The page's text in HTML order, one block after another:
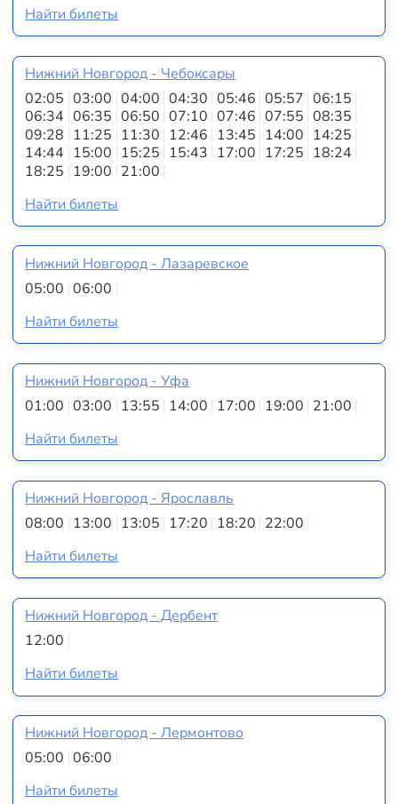
Найти билеты
Нижний Новгород - Чебоксары
02:05 03:00 04:00 04:30 05:46 05:57 06:15
06:34 06:35 06:50 07:10 07:46 07:55 08:35
09:28 11:25 11:30 12:46 13:45 14:00 14:25
14:44 15:00 15:25 15:43 17:00 17:25 18:24
18:25 19:00 21:00
Найти билеты
Нижний Новгород - Лазаревское
05:00 06:00
Найти билеты
Нижний Новгород - Уфа
01:00 03:00 13:55 14:00 17:00 19:00 21:00
Найти билеты
Нижний Новгород - Ярославль
08:00 13:00 13:05 17:20 18:20 22:00
Найти билеты
Нижний Новгород - Дербент
12:00
Найти билеты
Нижний Новгород - Лермонтово
05:00 06:00
Найти билеты